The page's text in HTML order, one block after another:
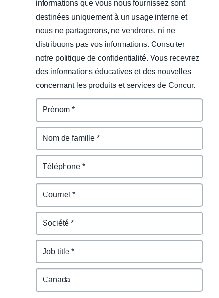
informations que vous nous fournissez sont
destinées uniquement à un usage interne et
nous ne partagerons, ne vendrons, ni ne
distribuons pas vos informations. Consulter
notre politique de confidentialité. Vous recevrez
des informations éducatives et des nouvelles
concernant les produits et services de Concur.